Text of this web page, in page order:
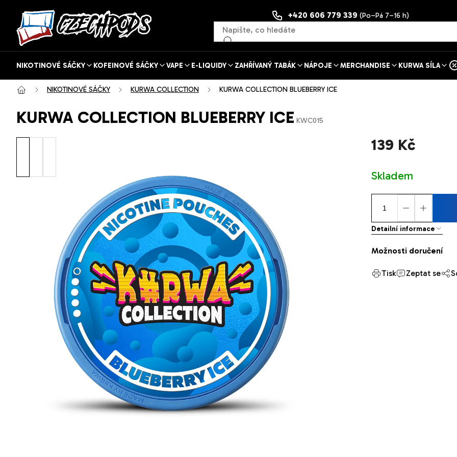
obsah
+420 606 779 339(Po–Pá 7–16 h)
NIKOTINOVÉ SÁČKY KOFEINOVÉ SÁČKY VAPE E-LIQUIDY ZAHŘÍVANÝ TABÁK NÁPOJE MERCHANDISE KURWA SÍLA
NIKOTINOVÉ SÁČKY KURWA COLLECTION KURWA COLLECTION BLUEBERRY ICE
KURWA COLLECTION BLUEBERRY ICE KWC015
139 Kč
cena:
Skladem
Možnosti doručení
Detailní informace
Tisk Zeptat se